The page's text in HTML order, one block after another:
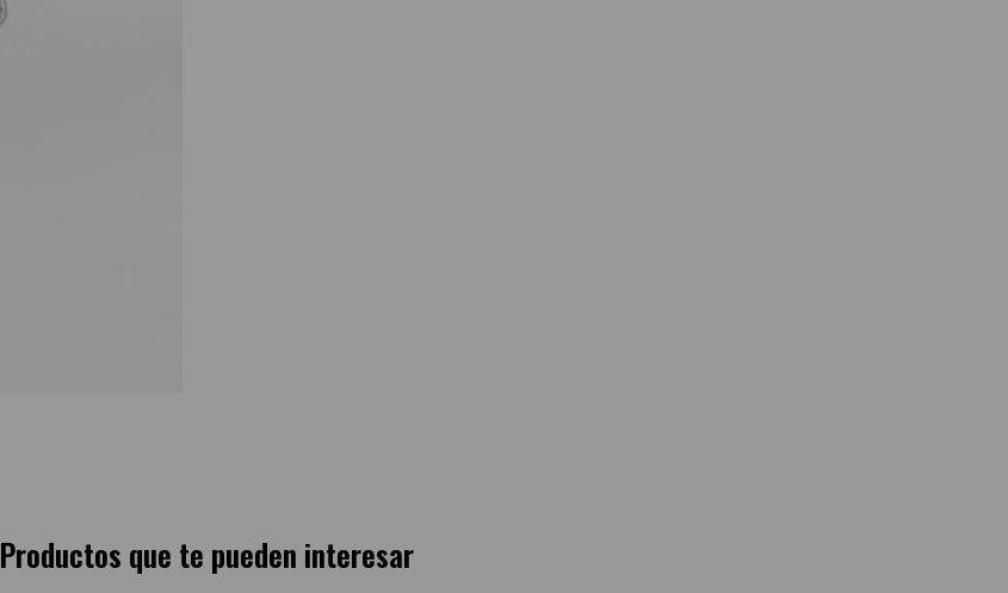
Productos que te pueden interesar